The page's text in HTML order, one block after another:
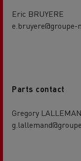
Eric BRUYERE
e.bruyere@groupe-
Parts contact
Gregory